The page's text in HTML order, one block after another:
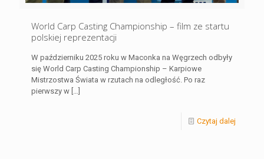
World Carp Casting Championship – film ze startu
polskiej reprezentacji
W październiku 2025 roku w Maconka na Węgrzech odbyły
się World Carp Casting Championship – Karpiowe
Mistrzostwa Świata w rzutach na odległość. Po raz
pierwszy w
Czytaj dalej